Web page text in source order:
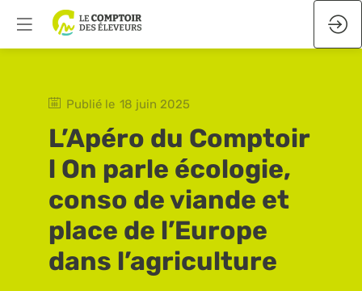
Publié le 18 juin 2025
L’Apéro du Comptoir
l On parle écologie,
conso de viande et
place de l’Europe
dans l’agriculture